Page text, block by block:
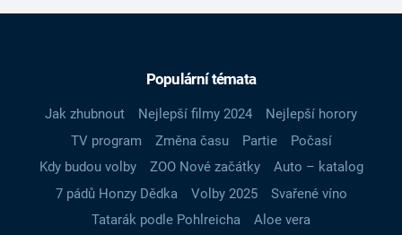
Populární témata
Jak zhubnout Nejlepší filmy 2024
Nejlepší horory
TV program
Změna času Partie
Počasí
Kdy budou volby
ZOO Nové začátky
Auto – katalog
7 pádů Honzy Dědka
Volby 2025
Svařené víno
Tatarák podle Pohlreicha
Aloe vera